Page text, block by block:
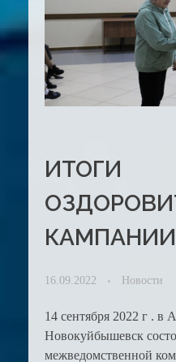
ИТОГИ
КАМПАНИИ
16.09.2022 Новости
14 сентября 2022 г . в
Новокуйбышевск
межведомственной